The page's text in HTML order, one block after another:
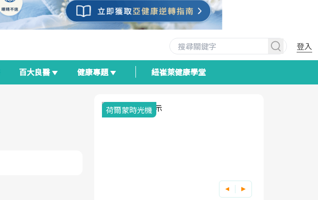
登入
百大良醫 健康專題 紐崔萊健康學堂
荷爾蒙時光機